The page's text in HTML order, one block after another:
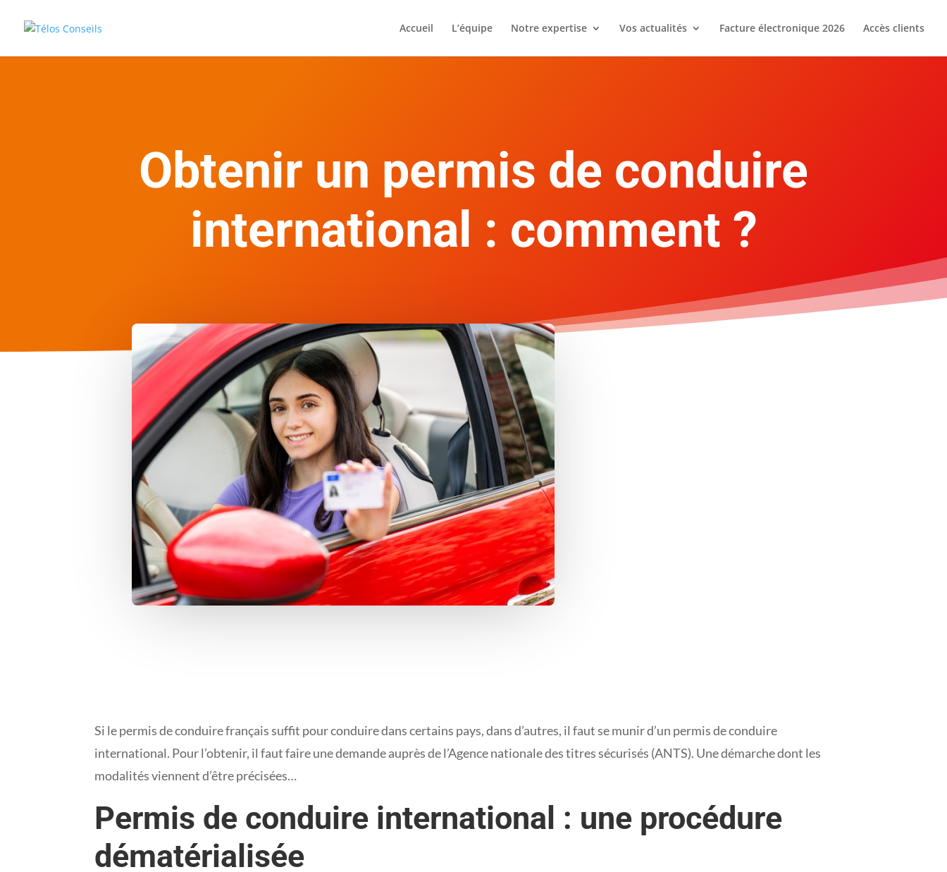
Accueil L’équipe Notre expertise Vos actualités Facture électronique 2026 Accès clients
Obtenir un permis de conduire
international : comment ?
Si le permis de conduire français suffit pour conduire dans certains pays, dans d’autres, il faut se munir d’un permis de conduire
international. Pour l’obtenir, il faut faire une demande auprès de l’Agence nationale des titres sécurisés (ANTS). Une démarche dont les
modalités viennent d’être précisées…
Permis de conduire international : une procédure
dématérialisée